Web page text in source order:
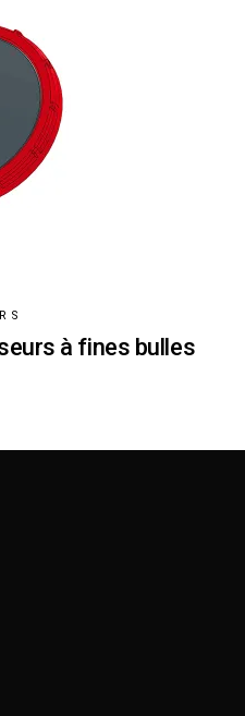
à fines bulles